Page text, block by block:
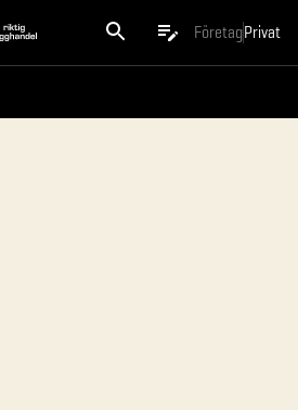
FöretagPrivat